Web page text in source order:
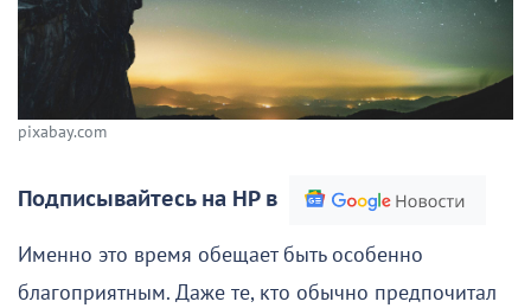
pixabay.com
Подписывайтесь на НР в
Именно это время обещает быть особенно
благоприятным. Даже те, кто обычно предпочитал